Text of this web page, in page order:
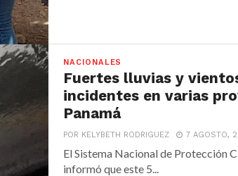
NACIONALES
Fuertes lluvias y
incidentes en varias
Panamá
POR KELYBETH RODRIGUEZ 7 AGOSTO,
El Sistema Nacional de Protección
informó que este 5...